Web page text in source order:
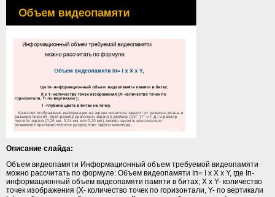
Описание слайда:
Объем видеопамяти Информационный объем требуемой видеопамяти
можно рассчитать по формуле: Объем видеопамяти Iп= I x X x Y, где Iп-
информационный объем видеопамяти памяти в битах; X x Y- количество
точек изображения (X- количество точек по горизонтали, Y- по вертикали